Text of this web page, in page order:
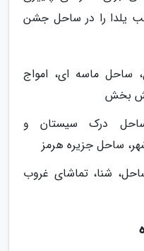
یلدا را در ساحل جشن
ساحل ماسه ای، امواج
بخش
درک سیستان و
ساحل جزیره هرمز
شنا، تماشای غروب